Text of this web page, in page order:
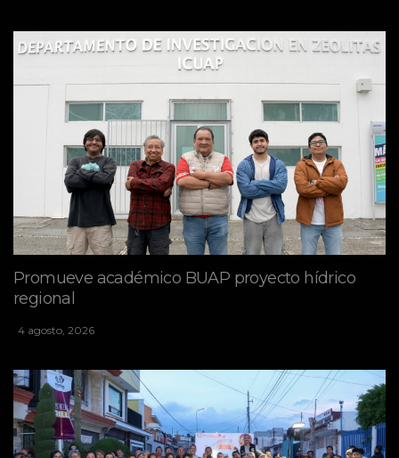
Promueve académico BUAP proyecto hídrico
regional
4 agosto, 2026